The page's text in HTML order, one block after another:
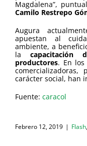
Magdalena”,
Camilo Restrepo
Augura
apuestan al
ambiente, a
lacapacitación
productores. En
carácter social, han
Fuente: caracol
Febrero 12, 2019 | Flash,